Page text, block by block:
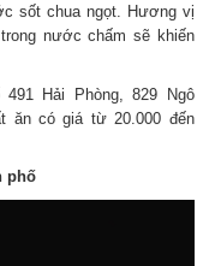
sốt chua ngọt. Hương vị
nước chấm sẽ khiến
Hải Phòng, 829 Ngô
ăn có giá từ 20.000 đến
phố